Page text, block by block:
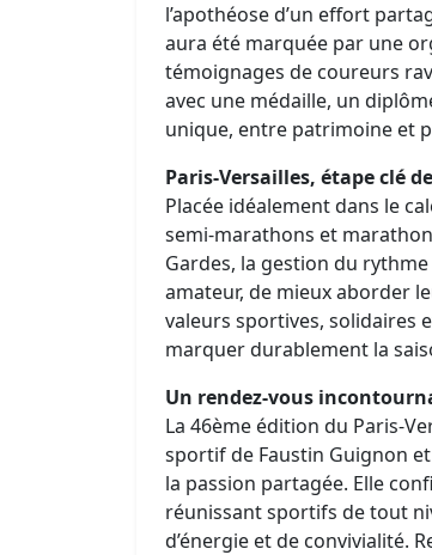
l’apothéose d’un effort
aura été marquée par une
témoignages de coureurs
avec une médaille, un
unique, entre patrimoine et
Paris-Versailles, étape clé
Placée idéalement dans le
semi-marathons et
Gardes, la gestion du
amateur, de mieux aborder
valeurs sportives, solidaires
marquer durablement la
Un rendez-vous
La 46ème édition du Paris-
sportif de Faustin Guignon
la passion partagée. Elle
réunissant sportifs de tout
d’énergie et de convivialité.